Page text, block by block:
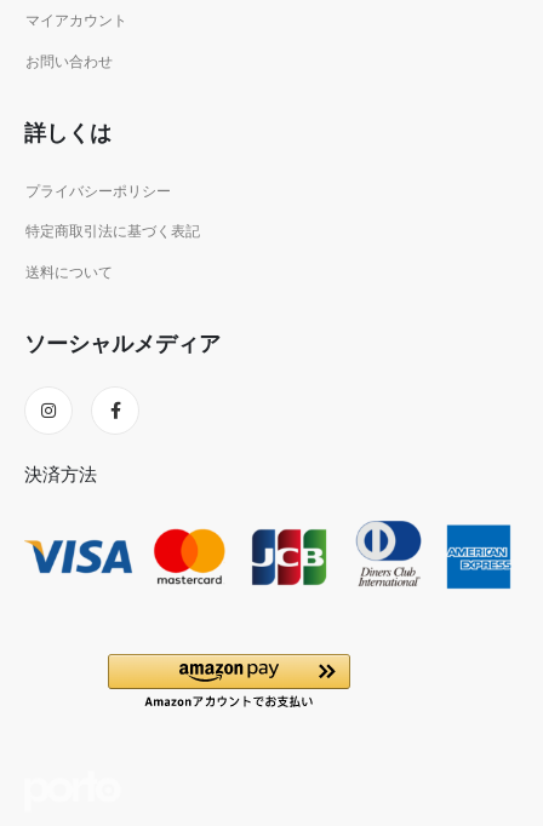
マイアカウント
お問い合わせ
詳しくは
プライバシーポリシー
特定商取引法に基づく表記
送料について
ソーシャルメディア
決済方法